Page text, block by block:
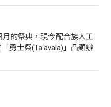
的祭典，現今配合族人工
勇士祭(Ta‘avala)」凸顯辦